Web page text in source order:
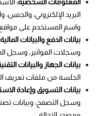
المعلومات الشخصية:
البريد الإلكتروني، والجنس،
واسم المستخدم على مواقع
بيانات الدفع والبيانات
وسجلات الفواتير، وسجل
بيانات الجهاز والبيانات
الجلسة من ملفات تعريف
بيانات التسويق وإعادة
وسجل التصفح، وبيانات